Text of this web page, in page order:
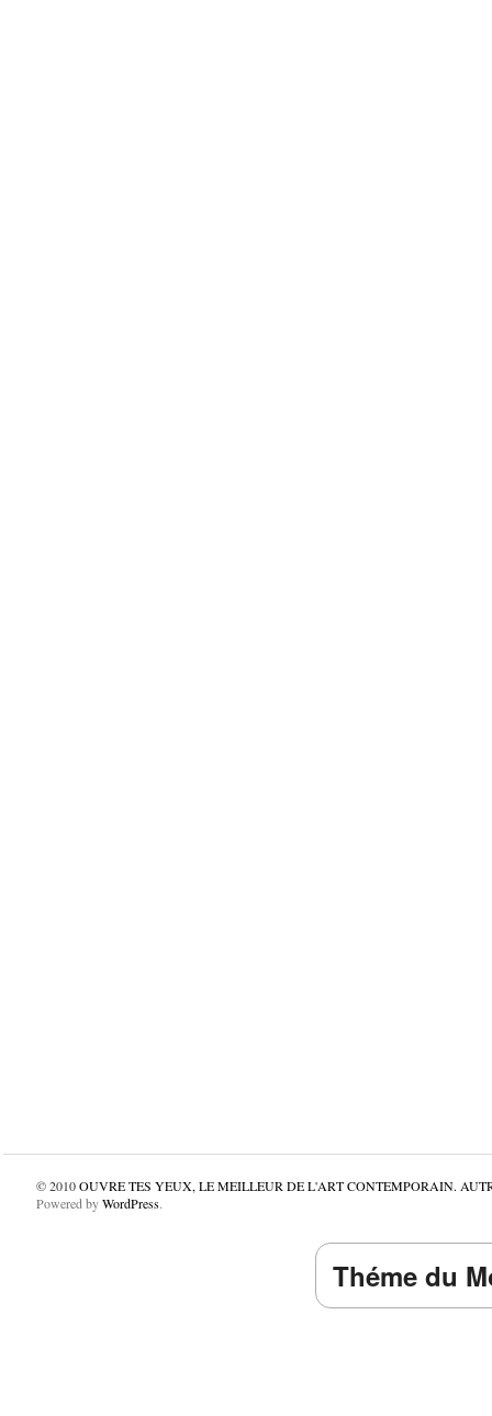
© 2010OUVRE TES YEUX, LE MEILLEUR DE L'ART CONTEMPORAIN.
Powered byWordPress.
Théme du